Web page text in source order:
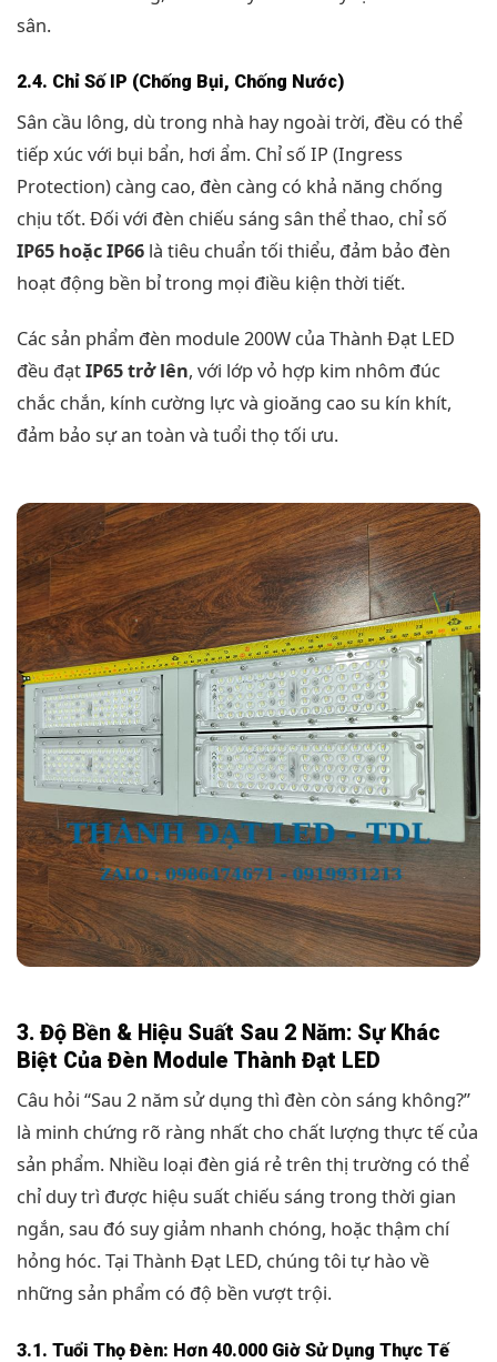
sân.
2.4. Chỉ Số IP (Chống Bụi, Chống Nước)
Sân cầu lông, dù trong nhà hay ngoài trời, đều có thể
tiếp xúc với bụi bẩn, hơi ẩm. Chỉ số IP (Ingress
Protection) càng cao, đèn càng có khả năng chống
chịu tốt. Đối với đèn chiếu sáng sân thể thao, chỉ số
IP65 hoặc IP66 là tiêu chuẩn tối thiểu, đảm bảo đèn
hoạt động bền bỉ trong mọi điều kiện thời tiết.
Các sản phẩm đèn module 200W của Thành Đạt LED
đều đạtIP65 trở lên, với lớp vỏ hợp kim nhôm đúc
chắc chắn, kính cường lực và gioăng cao su kín khít,
đảm bảo sự an toàn và tuổi thọ tối ưu.
3. Độ Bền & Hiệu Suất Sau 2 Năm: Sự Khác
Biệt Của Đèn Module Thành Đạt LED
Câu hỏi “Sau 2 năm sử dụng thì đèn còn sáng không?”
là minh chứng rõ ràng nhất cho chất lượng thực tế của
sản phẩm. Nhiều loại đèn giá rẻ trên thị trường có thể
chỉ duy trì được hiệu suất chiếu sáng trong thời gian
ngắn, sau đó suy giảm nhanh chóng, hoặc thậm chí
hỏng hóc. Tại Thành Đạt LED, chúng tôi tự hào về
những sản phẩm có độ bền vượt trội.
3.1. Tuổi Thọ Đèn: Hơn 40.000 Giờ Sử Dụng Thực Tế